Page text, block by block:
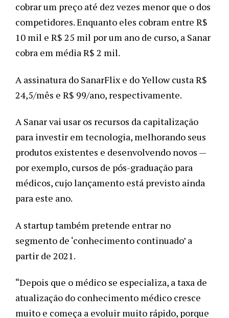
cobrar um preço até dez vezes menor que o dos
competidores. Enquanto eles cobram entre R$
10 mil e R$ 25 mil por um ano de curso, a Sanar
cobra em média R$ 2 mil.
A assinatura do SanarFlix e do Yellow custa R$
24,5/mês e R$ 99/ano, respectivamente.
A Sanar vai usar os recursos da capitalização
para investir em tecnologia, melhorando seus
produtos existentes e desenvolvendo novos —
por exemplo, cursos de pós-graduação para
médicos, cujo lançamento está previsto ainda
para este ano.
A startup também pretende entrar no
segmento de ‘conhecimento continuado’ a
partir de 2021.
“Depois que o médico se especializa, a taxa de
atualização do conhecimento médico cresce
muito e começa a evoluir muito rápido, porque